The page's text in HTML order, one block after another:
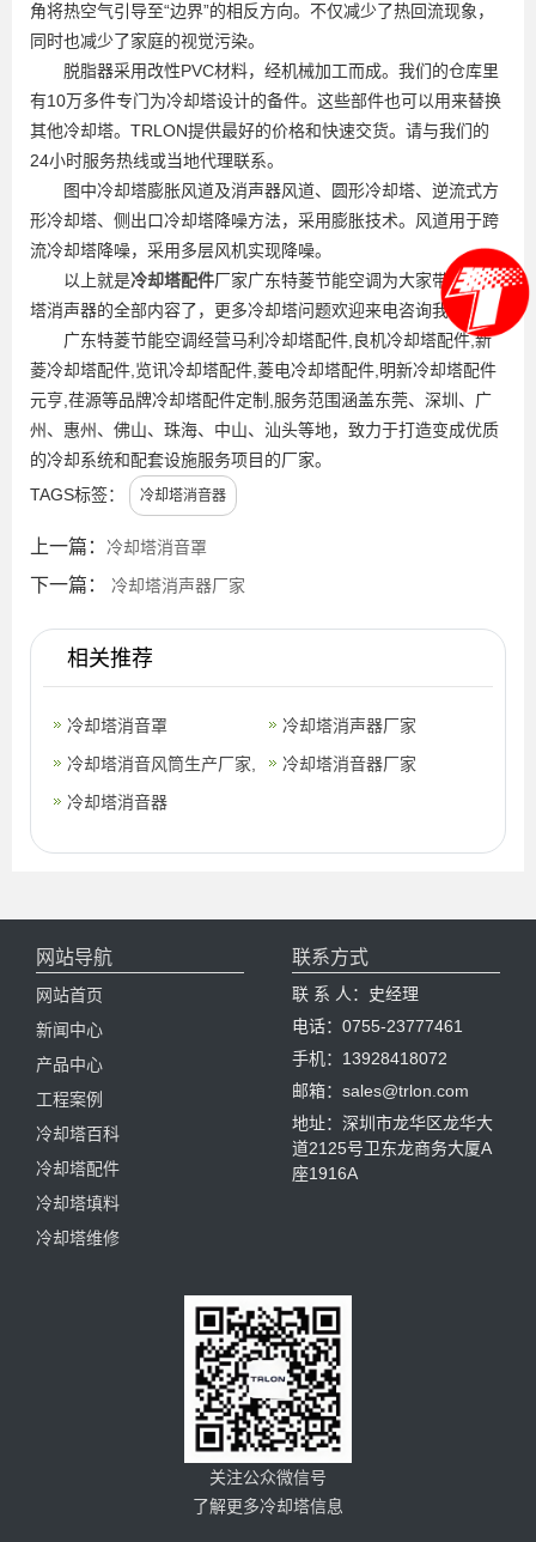
角将热空气引导至“边界”的相反方向。不仅减少了热回流现象，
同时也减少了家庭的视觉污染。
脱脂器采用改性PVC材料，经机械加工而成。我们的仓库里
有10万多件专门为冷却塔设计的备件。这些部件也可以用来替换
其他冷却塔。TRLON提供最好的价格和快速交货。请与我们的
24小时服务热线或当地代理联系。
图中冷却塔膨胀风道及消声器风道、圆形冷却塔、逆流式方
形冷却塔、侧出口冷却塔降噪方法，采用膨胀技术。风道用于跨
流冷却塔降噪，采用多层风机实现降噪。
以上就是冷却塔配件厂家广东特菱节能空调为大家带来冷却
塔消声器的全部内容了，更多冷却塔问题欢迎来电咨询我们哦。
广东特菱节能空调经营马利冷却塔配件,良机冷却塔配件,新
菱冷却塔配件,览讯冷却塔配件,菱电冷却塔配件,明新冷却塔配件
元亨,荏源等品牌冷却塔配件定制,服务范围涵盖东莞、深圳、广
州、惠州、佛山、珠海、中山、汕头等地，致力于打造变成优质
的冷却系统和配套设施服务项目的厂家。
TAGS标签：
冷却塔消音器
上一篇： 冷却塔消音罩
下一篇： 冷却塔消声器厂家
相关推荐
冷却塔消音罩
冷却塔消声器厂家
冷却塔消音风筒生产厂家,
冷却塔消声风筒定制
冷却塔消音器厂家
冷却塔消音器
网站导航
网站首页
新闻中心
产品中心
工程案例
冷却塔百科
冷却塔配件
冷却塔填料
冷却塔维修
联系方式
联 系 人：史经理
电话：0755-23777461
手机：13928418072
邮箱：sales@trlon.com
地址：深圳市龙华区龙华大
道2125号卫东龙商务大厦A
座1916A
关注公众微信号
了解更多冷却塔信息